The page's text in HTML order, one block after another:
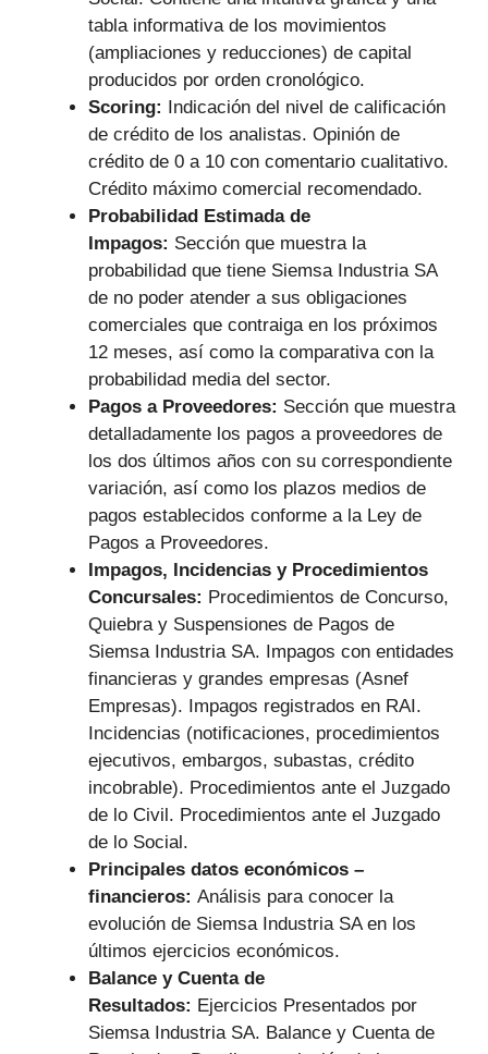
tabla informativa de los movimientos
(ampliaciones y reducciones) de capital
producidos por orden cronológico.
Scoring: Indicación del nivel de calificación
de crédito de los analistas. Opinión de
crédito de 0 a 10 con comentario cualitativo.
Crédito máximo comercial recomendado.
Probabilidad Estimada de
Impagos: Sección que muestra la
probabilidad que tiene Siemsa Industria SA
de no poder atender a sus obligaciones
comerciales que contraiga en los próximos
12 meses, así como la comparativa con la
probabilidad media del sector.
Pagos a Proveedores: Sección que muestra
detalladamente los pagos a proveedores de
los dos últimos años con su correspondiente
variación, así como los plazos medios de
pagos establecidos conforme a la Ley de
Pagos a Proveedores.
Impagos, Incidencias y Procedimientos
Concursales: Procedimientos de Concurso,
Quiebra y Suspensiones de Pagos de
Siemsa Industria SA. Impagos con entidades
financieras y grandes empresas (Asnef
Empresas). Impagos registrados en RAI.
Incidencias (notificaciones, procedimientos
ejecutivos, embargos, subastas, crédito
incobrable). Procedimientos ante el Juzgado
de lo Civil. Procedimientos ante el Juzgado
de lo Social.
Principales datos económicos –
financieros: Análisis para conocer la
evolución de Siemsa Industria SA en los
últimos ejercicios económicos.
Balance y Cuenta de
Resultados: Ejercicios Presentados por
Siemsa Industria SA. Balance y Cuenta de